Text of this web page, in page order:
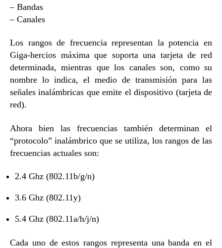
– Bandas
– Canales
Los rangos de frecuencia representan la potencia en
Giga-hercios máxima que soporta una tarjeta de red
determinada, mientras que los canales son, como su
nombre lo indica, el medio de transmisión para las
señales inalámbricas que emite el dispositivo (tarjeta de
red).
Ahora bien las frecuencias también determinan el
“protocolo” inalámbrico que se utiliza, los rangos de las
frecuencias actuales son:
2.4 Ghz (802.11b/g/n)
3.6 Ghz (802.11y)
5.4 Ghz (802.11a/h/j/n)
Cada uno de estos rangos representa una banda en el